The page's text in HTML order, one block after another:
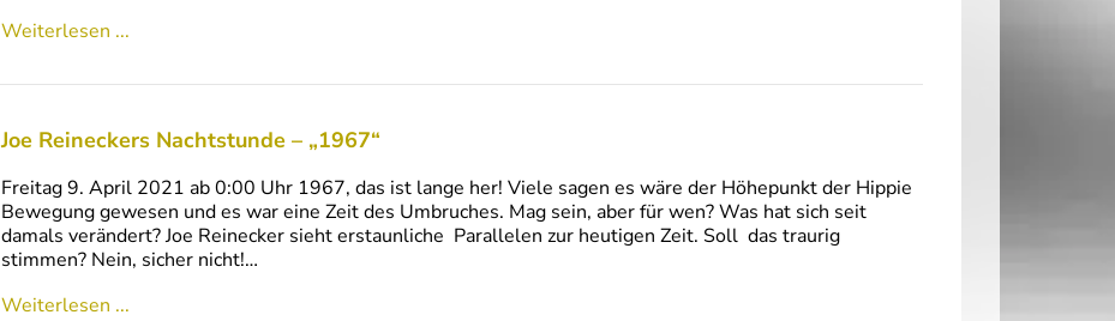
Weiterlesen ...
Joe Reineckers Nachtstunde – „1967“
Freitag 9. April 2021 ab 0:00 Uhr 1967, das ist lange her! Viele sagen es wäre der Höhepunkt der Hippie
Bewegung gewesen und es war eine Zeit des Umbruches. Mag sein, aber für wen? Was hat sich seit
damals verändert? Joe Reinecker sieht erstaunliche Parallelen zur heutigen Zeit. Soll das traurig
stimmen? Nein, sicher nicht!…
Weiterlesen ...